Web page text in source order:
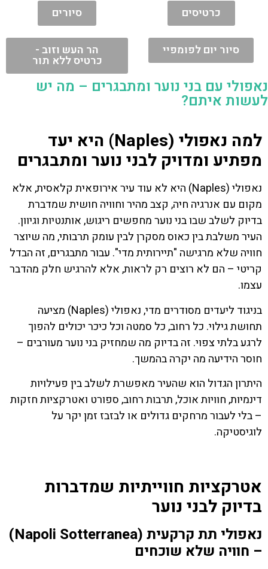
כרטיסים סיורים
סיור יום לפומפיי הר העש וזוב -
כרטיס ללא תור
נאפולי עם בני נוער ומתבגרים – מה יש
לעשות איתם?
למה נאפולי (Naples) היא יעד
מפתיע ומדויק לבני נוער ומתבגרים
נאפולי (Naples) היא לא עוד עיר אירופאית קלאסית, אלא
מקום עם אנרגיה חיה, קצב מהיר וחוויה חושית שמדברת
בדיוק לשלב שבו בני נוער מחפשים ריגוש, אותנטיות וגיוון.
העיר משלבת בין כאוס מסקרן לבין עומק תרבותי, מה שיוצר
חוויה שלא מרגישה "תיירותית מדי". עבור מתבגרים, זה הבדל
קריטי – הם לא רוצים רק לראות, אלא להרגיש חלק מהדבר
עצמו.
בניגוד ליעדים מסודרים מדי, נאפולי (Naples) מציעה
תחושת גילוי. כל רחוב, כל סמטה וכל כיכר יכולים להפוך
לרגע בלתי צפוי. זה בדיוק מה שמחזיק בני נוער מעורבים –
חוסר הידיעה מה יקרה בהמשך.
היתרון הגדול הוא שהעיר מאפשרת לשלב בין פעילויות
דינמיות, חוויות אוכל, תרבות רחוב, ספורט ואטרקציות חזקות
– בלי לעבור מרחקים גדולים או לבזבז זמן יקר על
לוגיסטיקה.
אטרקציות חווייתיות שמדברות
בדיוק לבני נוער
נאפולי תת קרקעית (Napoli Sotterranea)
– חוויה שלא שוכחים